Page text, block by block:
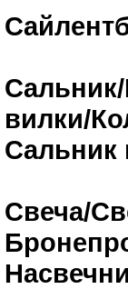
вилки/
Сальник
Свеча/